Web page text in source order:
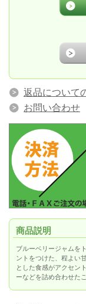
返品について
お問い合わせ
商品説明
ブルーベリージャムを
ントをつけた、程よい
とした食感がアクセン
ーなどを詰め合わせた